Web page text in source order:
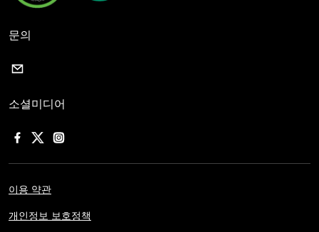
문의
소셜미디어
이용 약관
개인정보 보호정책